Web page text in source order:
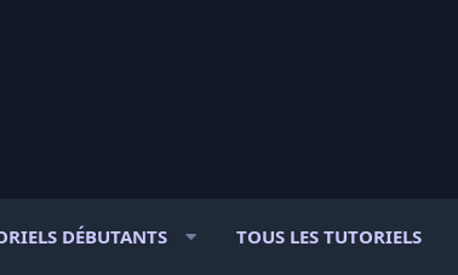
DÉBUTANTS TOUS LES TUTORIELS